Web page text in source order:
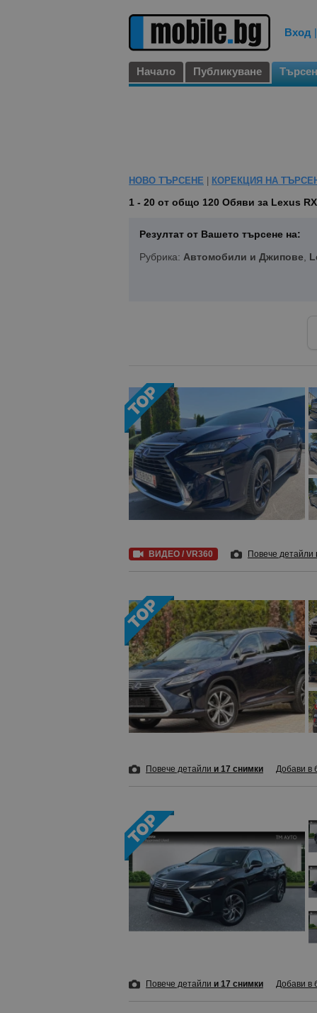
Вход |
Начало Публикуване
НОВО ТЪРСЕНЕ КОРЕКЦИЯ НА
1 - 20 от общо 120 Обяви за Lexus
Резултат от Вашето търсене на:
Рубрика: Автомобили и Джипове,
ВИДЕО / VR360 Повече детайли
Повече детайли и 17 снимки Добави в
Повече детайли и 17 снимки Добави в